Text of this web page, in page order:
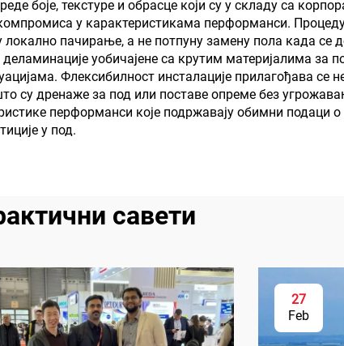
боје, текстуре и обрасце који су у складу са
у карактеристикама перформанси.
локално пачирање, а не потпуну замену пола када се
уобичајене са крутим материјалима за
Флексибилност инсталације прилагођава се
су дренаже за под или поставе опреме без
перформанси које подржавају обимни подаци
у под.
савети
27
Feb